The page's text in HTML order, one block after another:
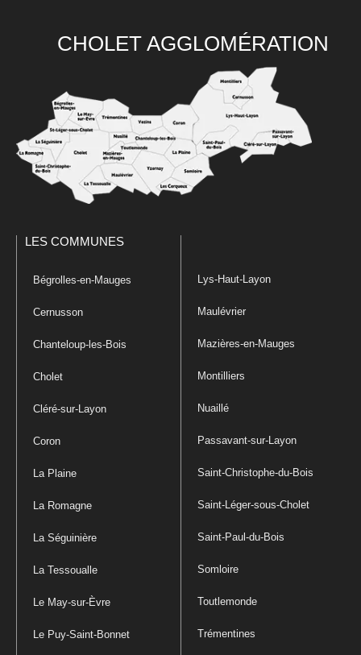
CHOLET AGGLOMÉRATION
LES COMMUNES
Bégrolles-en-Mauges
Cernusson
Chanteloup-les-Bois
Cholet
Cléré-sur-Layon
Coron
La Plaine
La Romagne
La Séguinière
La Tessoualle
Le May-sur-Èvre
Le Puy-Saint-Bonnet
Lys-Haut-Layon
Maulévrier
Mazières-en-Mauges
Montilliers
Nuaillé
Passavant-sur-Layon
Saint-Christophe-du-Bois
Saint-Léger-sous-Cholet
Saint-Paul-du-Bois
Somloire
Toutlemonde
Trémentines